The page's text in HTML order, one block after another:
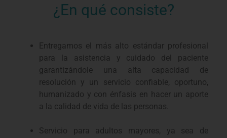
¿En qué consiste?
Entregamos el más alto estándar profesional
para la asistencia y cuidado del paciente
garantizándole una alta capacidad de
resolución y un servicio confiable, oportuno,
humanizado y con énfasis en hacer un aporte
a la calidad de vida de las personas.
Servicio para adultos mayores, ya sea de